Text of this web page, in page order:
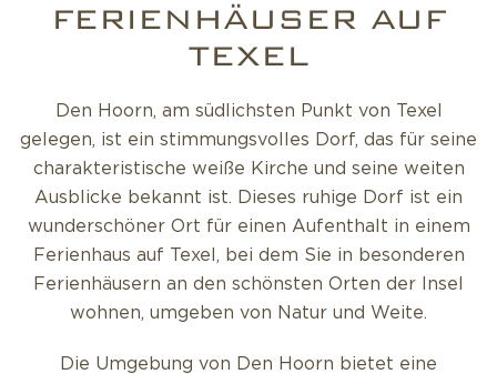
FERIENHÄUSER AUF
TEXEL
Den Hoorn, am südlichsten Punkt von Texel
gelegen, ist ein stimmungsvolles Dorf, das für seine
charakteristische weiße Kirche und seine weiten
Ausblicke bekannt ist. Dieses ruhige Dorf ist ein
wunderschöner Ort für einen Aufenthalt in einem
Ferienhaus auf Texel, bei dem Sie in besonderen
Ferienhäusern an den schönsten Orten der Insel
wohnen, umgeben von Natur und Weite.
Die Umgebung von Den Hoorn bietet eine